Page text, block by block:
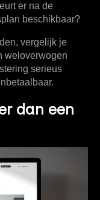
er na de
beschikbaar?
vergelijk je
weloverwogen
serieus
dan een